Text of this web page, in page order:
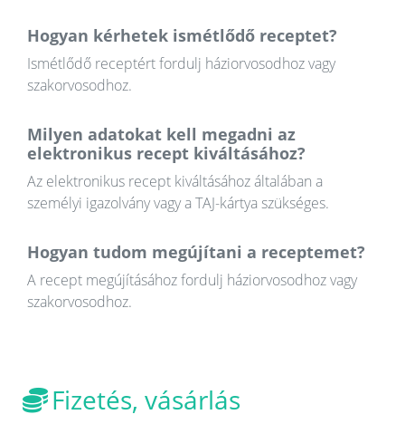
Hogyan kérhetek ismétlődő receptet?
Ismétlődő receptért fordulj háziorvosodhoz vagy
szakorvosodhoz.
Milyen adatokat kell megadni az
elektronikus recept kiváltásához?
Az elektronikus recept kiváltásához általában a
személyi igazolvány vagy a TAJ-kártya szükséges.
Hogyan tudom megújítani a receptemet?
A recept megújításához fordulj háziorvosodhoz vagy
szakorvosodhoz.
Fizetés, vásárlás